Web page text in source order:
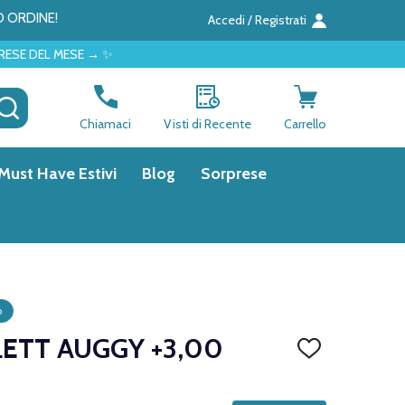
ORDINE! Accedi / Registrati
→ ✨
CERCA
Chiamaci Visti di Recente Carrello
Have Estivi Blog Sorprese
AUGGY +3,00
AGGIUNGI
DEI